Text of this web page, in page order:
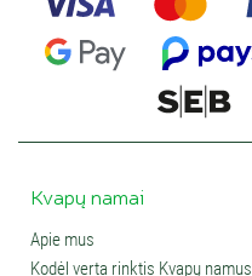
Kvapų namai
Apie mus
Kodėl verta rinktis Kvapų namus